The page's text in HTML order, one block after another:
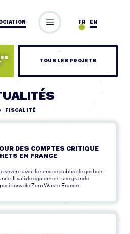
EN
FR
TOUS LES PROJETS
FISCALITÉ
DES COMPTES CRITIQUE
EN FRANCE
sévère avec le service public de gestion
Il valide également une grande
de Zero Waste France.